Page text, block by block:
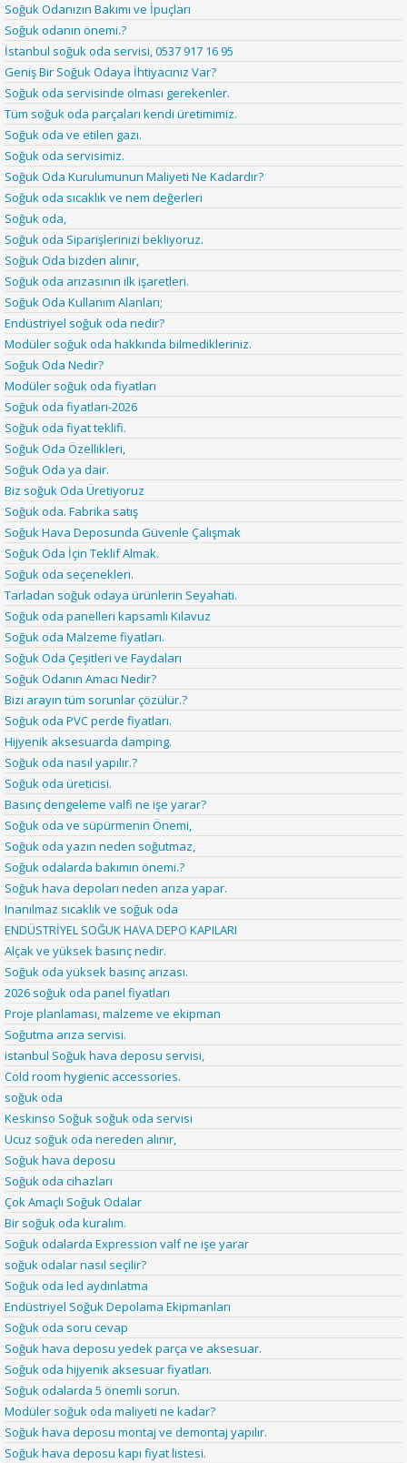
Soğuk Odanızın Bakımı ve İpuçları
Soğuk odanın önemi.?
İstanbul soğuk oda servisi, 0537 917 16 95
Geniş Bir Soğuk Odaya İhtiyacınız Var?
Soğuk oda servisinde olması gerekenler.
Tüm soğuk oda parçaları kendi üretimimiz.
Soğuk oda ve etilen gazı.
Soğuk oda servisimiz.
Soğuk Oda Kurulumunun Maliyeti Ne Kadardır?
Soğuk oda sıcaklık ve nem değerleri
Soğuk oda,
Soğuk oda Siparişlerinizi bekliyoruz.
Soğuk Oda bizden alınır,
Soğuk oda arızasının ilk işaretleri.
Soğuk Oda Kullanım Alanları;
Endüstriyel soğuk oda nedir?
Modüler soğuk oda hakkında bilmedikleriniz.
Soğuk Oda Nedir?
Modüler soğuk oda fiyatları
Soğuk oda fiyatları-2026
Soğuk oda fiyat teklifi.
Soğuk Oda Özellikleri,
Soğuk Oda ya dair.
Biz soğuk Oda Üretiyoruz
Soğuk oda. Fabrika satış
Soğuk Hava Deposunda Güvenle Çalışmak
Soğuk Oda İçin Teklif Almak.
Soğuk oda seçenekleri.
Tarladan soğuk odaya ürünlerin Seyahati.
Soğuk oda panelleri kapsamlı Kılavuz
Soğuk oda Malzeme fiyatları.
Soğuk Oda Çeşitleri ve Faydaları
Soğuk Odanın Amacı Nedir?
Bizi arayın tüm sorunlar çözülür.?
Soğuk oda PVC perde fiyatları.
Hijyenik aksesuarda damping.
Soğuk oda nasıl yapılır.?
Soğuk oda üreticisi.
Basınç dengeleme valfi ne işe yarar?
Soğuk oda ve süpürmenin Önemi,
Soğuk oda yazın neden soğutmaz,
Soğuk odalarda bakımın önemi.?
Soğuk hava depoları neden arıza yapar.
Inanılmaz sıcaklık ve soğuk oda
ENDÜSTRİYEL SOĞUK HAVA DEPO KAPILARI
Alçak ve yüksek basınç nedir.
Soğuk oda yüksek basınç arızası.
2026 soğuk oda panel fiyatları
Proje planlaması, malzeme ve ekipman
Soğutma arıza servisi.
istanbul Soğuk hava deposu servisi,
Cold room hygienic accessories.
soğuk oda
Keskinso Soğuk soğuk oda servisi
Ucuz soğuk oda nereden alınır,
Soğuk hava deposu
Soğuk oda cihazları
Çok Amaçlı Soğuk Odalar
Bir soğuk oda kuralım.
Soğuk odalarda Expression valf ne işe yarar
soğuk odalar nasıl seçilir?
Soğuk oda led aydınlatma
Endüstriyel Soğuk Depolama Ekipmanları
Soğuk oda soru cevap
Soğuk hava deposu yedek parça ve aksesuar.
Soğuk oda hijyenik aksesuar fiyatları.
Soğuk odalarda 5 önemli sorun.
Modüler soğuk oda maliyeti ne kadar?
Soğuk hava deposu montaj ve demontaj yapılır.
Soğuk hava deposu kapı fiyat listesi.